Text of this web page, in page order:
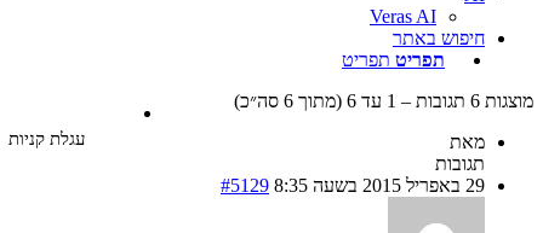
Veras AI
חיפוש באתר
תפריט תפריט
עגלת קניות
6 (מתוך 6 סה״כ)
מאת
תגובות
29 באפריל 2015 בשעה 8:35
#5129